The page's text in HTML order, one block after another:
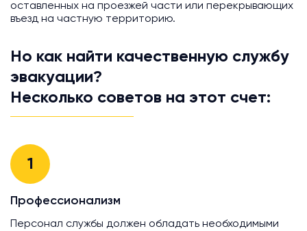
оставленных на проезжей части или перекрывающих
въезд на частную территорию.
Но как найти качественную службу
эвакуации?
Несколько советов на этот счет:
1
Профессионализм
Персонал службы должен обладать необходимыми